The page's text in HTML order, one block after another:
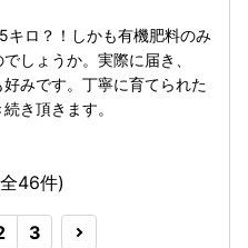
キロ？！しかも有機肥料のみ
しょうか。実際に届き、
みです。丁寧に育てられた
き頂きます。
46件)
3